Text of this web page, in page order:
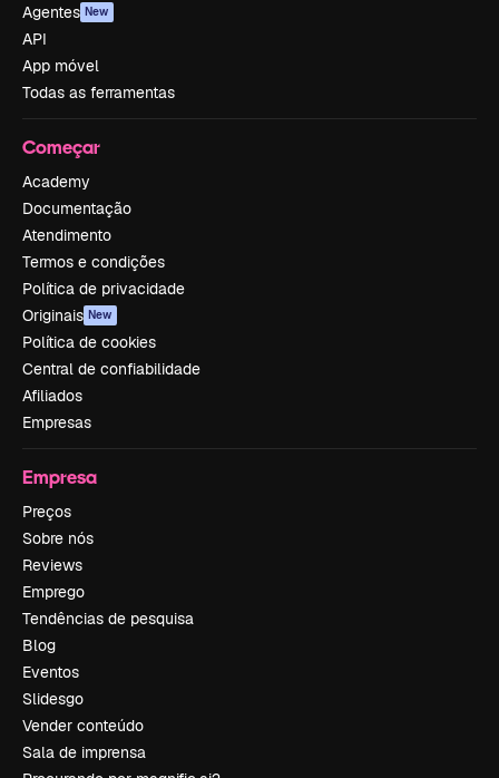
Agentes New
API
App móvel
Todas as ferramentas
Começar
Academy
Documentação
Atendimento
Termos e condições
Política de privacidade
Originais New
Política de cookies
Central de confiabilidade
Afiliados
Empresas
Empresa
Preços
Sobre nós
Reviews
Emprego
Tendências de pesquisa
Blog
Eventos
Slidesgo
Vender conteúdo
Sala de imprensa